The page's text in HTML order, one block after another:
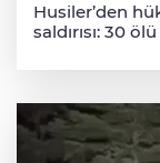
Husiler’den
saldırısı: 30 ölü